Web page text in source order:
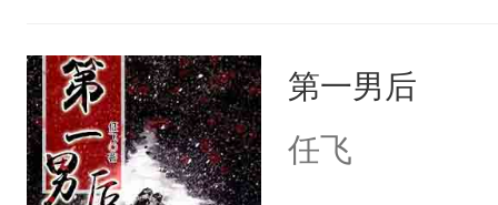
种威胁手段没
他是社恐，墨
道吗？大师兄
二师兄了。乙
忘记了对二师
要在病痛中度
消失在夜空
第一男后
任飞